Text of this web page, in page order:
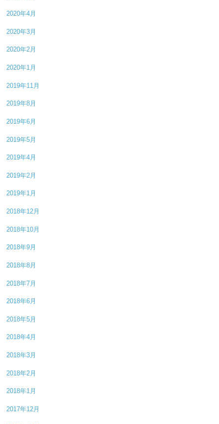
2020年4月
2020年3月
2020年2月
2020年1月
2019年11月
2019年8月
2019年6月
2019年5月
2019年4月
2019年2月
2019年1月
2018年12月
2018年10月
2018年9月
2018年8月
2018年7月
2018年6月
2018年5月
2018年4月
2018年3月
2018年2月
2018年1月
2017年12月